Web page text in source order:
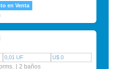
en Venta
0,01 UF U$ 0
2 baños